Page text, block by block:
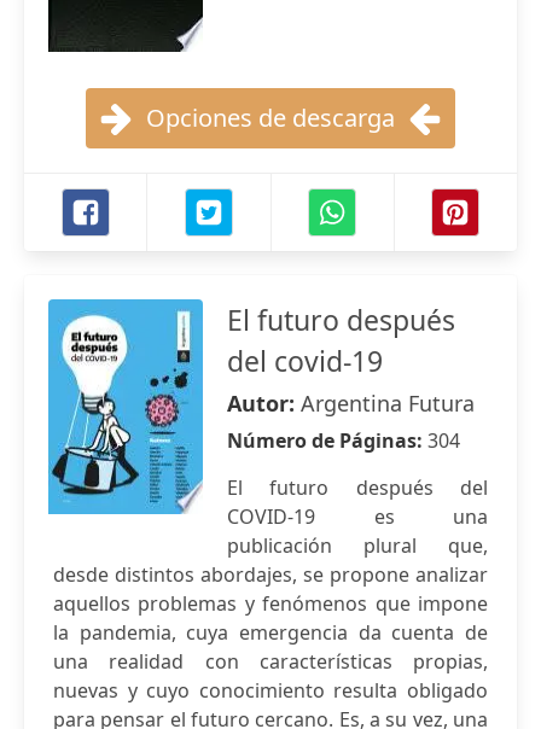
Opciones de descarga
El futuro después
del covid-19
Autor: Argentina Futura
Número de Páginas: 304
El futuro después del
COVID-19 es una
publicación plural que,
desde distintos abordajes, se propone analizar
aquellos problemas y fenómenos que impone
la pandemia, cuya emergencia da cuenta de
una realidad con características propias,
nuevas y cuyo conocimiento resulta obligado
para pensar el futuro cercano. Es, a su vez, una